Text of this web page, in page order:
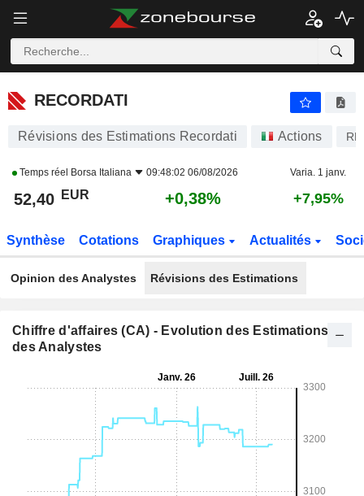
RECORDATI
RECORDATI
Révisions des Estimations Recordati Actions
Temps réel Borsa Italiana 09:48:02 06/08/2026 Varia. 1 janv.
52,40 EUR +0,38% +7,95%
Synthèse Cotations Graphiques Actualités
Opinion des Analystes Révisions des Estimations
Chiffre d'affaires (CA) - Evolution des Estimations
des Analystes